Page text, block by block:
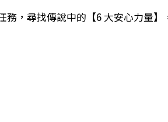
，尋找傳說中的【6 大安心力